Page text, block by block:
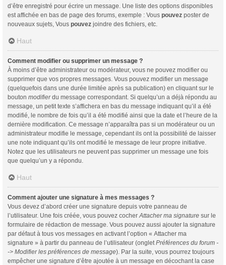
d’être enregistré pour écrire un message. Une liste des options disponibles
est affichée en bas de page des forums, exemple : Vous pouvez poster de
nouveaux sujets, Vous pouvez joindre des fichiers, etc.
Haut
Comment modifier ou supprimer un message ?
À moins d’être administrateur ou modérateur, vous ne pouvez modifier ou
supprimer que vos propres messages. Vous pouvez modifier un message
(quelquefois dans une durée limitée après sa publication) en cliquant sur le
bouton modifierdu message correspondant. Si quelqu’un a déjà répondu au
message, un petit texte s’affichera en bas du message indiquant qu’il a été
modifié, le nombre de fois qu’il a été modifié ainsi que la date et l’heure de la
dernière modification. Ce message n’apparaîtra pas si un modérateur ou un
administrateur modifie le message, cependant ils ont la possibilité de laisser
une note indiquant qu’ils ont modifié le message de leur propre initiative.
Notez que les utilisateurs ne peuvent pas supprimer un message une fois
que quelqu’un y a répondu.
Haut
Comment ajouter une signature à mes messages ?
Vous devez d’abord créer une signature depuis votre panneau de
l’utilisateur. Une fois créée, vous pouvez cocherAttacher ma signature sur le
formulaire de rédaction de message. Vous pouvez aussi ajouter la signature
par défaut à tous vos messages en activant l’option « Attacher ma
signature » à partir du panneau de l’utilisateur (ongletPréférences du forum -
-> Modifier les préférences de message). Par la suite, vous pourrez toujours
empêcher une signature d’être ajoutée à un message en décochant la case